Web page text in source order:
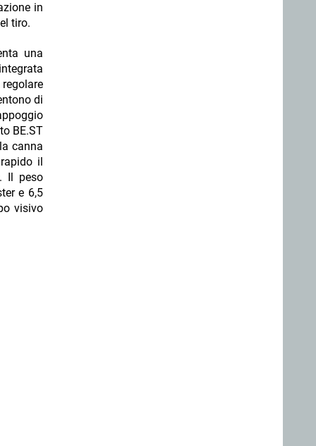
in
tiro.
una
di
BE.ST
canna
il
Il peso
e 6,5
visivo